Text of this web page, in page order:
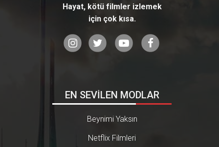
Hayat, kötü filmler izlemek
için çok kısa.
EN SEVİLEN MODLAR
Beynimi Yaksın
Netflix Filmleri